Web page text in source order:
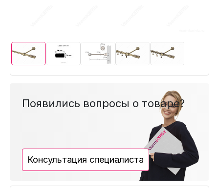
Появились вопросы о товаре?
Консультация специалиста